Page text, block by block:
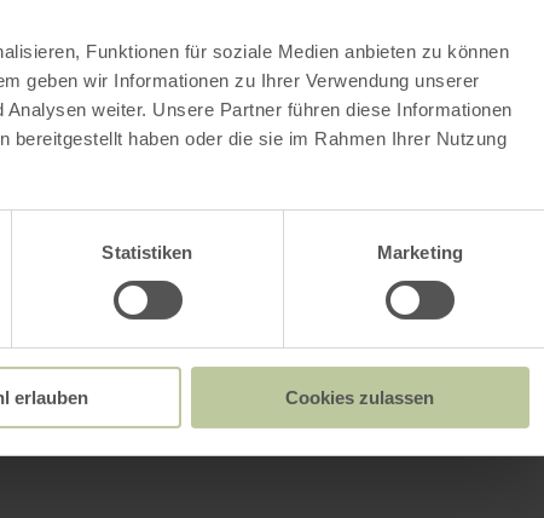
Funktionen für soziale Medien anbieten zu können
geben wir Informationen zu Ihrer Verwendung unserer
weiter. Unsere Partner führen diese Informationen
haben oder die sie im Rahmen Ihrer Nutzung
Statistiken Marketing
erlauben Cookies zulassen